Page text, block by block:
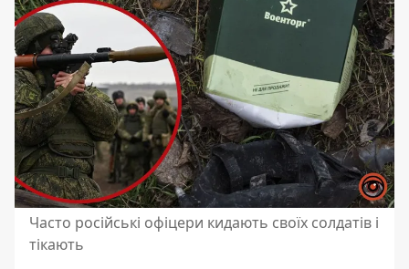
Часто російські офіцери кидають своїх солдатів і
тікають